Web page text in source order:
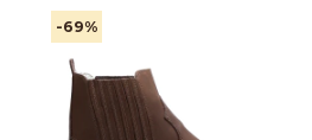
-69%